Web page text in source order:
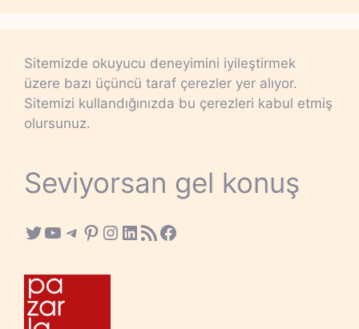
Sitemizde okuyucu deneyimini iyileştirmek
üzere bazı üçüncü taraf çerezler yer alıyor.
Sitemizi kullandığınızda bu çerezleri kabul etmiş
olursunuz.
Seviyorsan gel konuş
Twitter
YouTube
Telegram
Pinterest
Instagram
LinkedIn
RSS FeedFacebook